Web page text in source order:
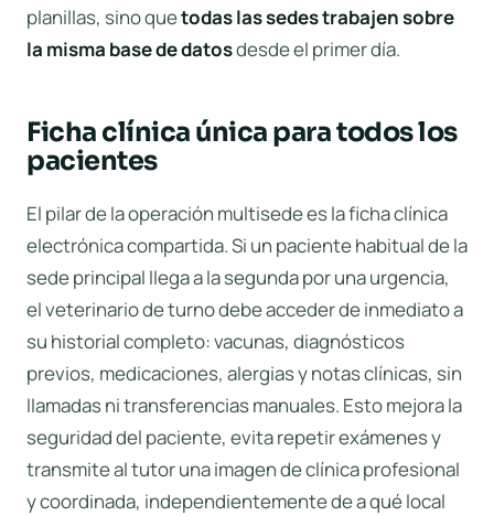
planillas, sino quetodas las sedes trabajen sobre
la misma base de datosdesde el primer día.
Ficha clínica única para todos los
pacientes
El pilar de la operación multisede es laficha clínica
electrónicacompartida. Si un paciente habitual de la
sede principal llega a la segunda por una urgencia,
el veterinario de turno debe acceder de inmediato a
su historial completo: vacunas, diagnósticos
previos, medicaciones, alergias y notas clínicas, sin
llamadas ni transferencias manuales. Esto mejora la
seguridad del paciente, evita repetir exámenes y
transmite al tutor una imagen de clínica profesional
y coordinada, independientemente de a qué local